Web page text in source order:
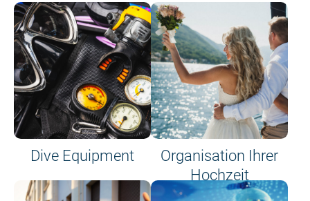
Dive Equipment
Organisation Ihrer
Hochzeit